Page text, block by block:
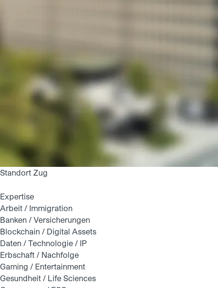
Standort Zug
Expertise
Arbeit / Immigration
Banken / Versicherungen
Blockchain / Digital Assets
Daten / Technologie / IP
Erbschaft / Nachfolge
Gaming / Entertainment
Gesundheit / Life Sciences